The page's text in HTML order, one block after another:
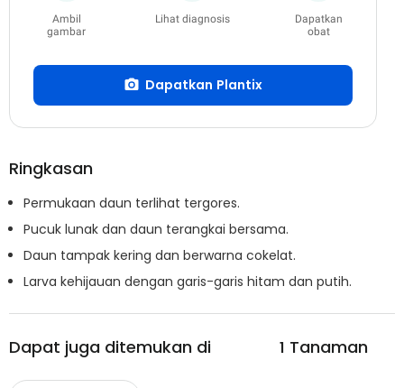
Ambil
gambar
Lihat diagnosis
Dapatkan
obat
Dapatkan Plantix
Ringkasan
Permukaan daun terlihat tergores.
Pucuk lunak dan daun terangkai bersama.
Daun tampak kering dan berwarna cokelat.
Larva kehijauan dengan garis-garis hitam dan putih.
Dapat juga ditemukan di 1 Tanaman